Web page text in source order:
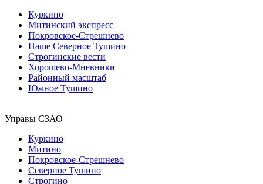
Куркино
Митинский экспресс
Покровское-Стрешнево
Наше Северное Тушино
Строгинские вести
Хорошево-Мневники
Районный масштаб
Южное Тушино
Управы СЗАО
Куркино
Митино
Покровское-Стрешнево
Северное Тушино
Строгино